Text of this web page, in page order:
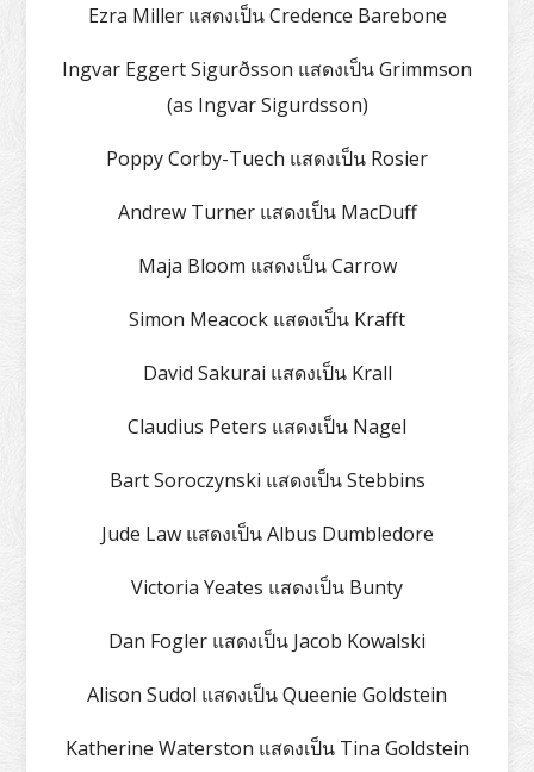
Ezra Miller แสดงเป็น Credence Barebone
Ingvar Eggert Sigurðsson แสดงเป็น Grimmson
(as Ingvar Sigurdsson)
Poppy Corby-Tuech แสดงเป็น Rosier
Andrew Turner แสดงเป็น MacDuff
Maja Bloom แสดงเป็น Carrow
Simon Meacock แสดงเป็น Krafft
David Sakurai แสดงเป็น Krall
Claudius Peters แสดงเป็น Nagel
Bart Soroczynski แสดงเป็น Stebbins
Jude Law แสดงเป็น Albus Dumbledore
Victoria Yeates แสดงเป็น Bunty
Dan Fogler แสดงเป็น Jacob Kowalski
Alison Sudol แสดงเป็น Queenie Goldstein
Katherine Waterston แสดงเป็น Tina Goldstein